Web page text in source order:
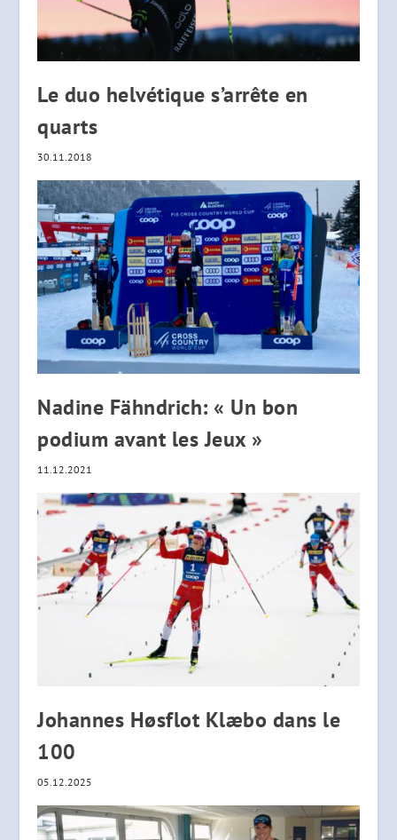
Le duo helvétique s’arrête en
quarts
30.11.2018
Nadine Fähndrich: « Un bon
podium avant les Jeux »
11.12.2021
Johannes Høsflot Klæbo dans le
100
05.12.2025